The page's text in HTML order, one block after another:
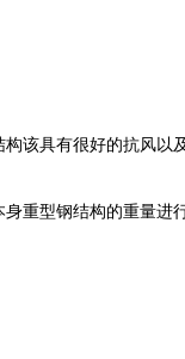
该具有很好的抗风以
重型钢结构的重量进